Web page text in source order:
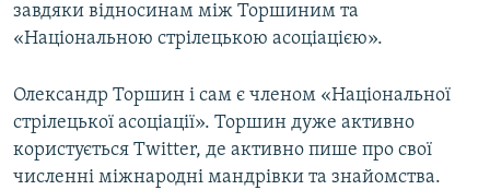
завдяки відносинам між Торшиним та
«Національною стрілецькою асоціацією».
Олександр Торшин і сам є членом «Національної
стрілецької асоціації». Торшин дуже активно
користується Twitter, де активно пише про свої
численні міжнародні мандрівки та знайомства.